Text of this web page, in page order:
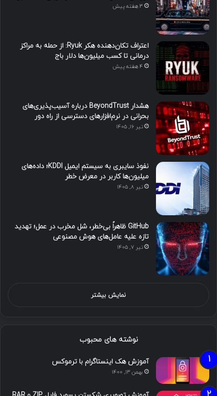
3 هفته پیش
اعتراف تکان‌دهنده هکر Ryuk: از حمله به مراکز
درمانی تا کسب میلیون‌ها دلار باج
4 هفته پیش
هشدار BeyondTrust درباره آسیب‌پذیری‌های
بحرانی در نرم‌افزارهای دسترسی از راه دور
تیر ۱۶, ۱۴۰۵
نفوذ سایبری به سیستم ایمیل KDDI؛ داده‌های
میلیون‌ها کاربر در معرض خطر
تیر ۸, ۱۴۰۵
GitHub ظاهراً بی‌خطر، شل مخرب در عمل؛ تهدید
تازه علیه عامل‌های هوش مصنوعی
تیر ۷, ۱۴۰۵
نمایش بیشتر
نوشته های محبوب
آموزش هک اینستاگرام با ترموکس
بهمن ۱۳, ۱۴۰۰